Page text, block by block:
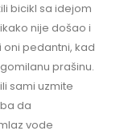
bicikl sa idejom
nije došao i
oni pedantni, kad
prašinu.
sami uzmite
da
vode